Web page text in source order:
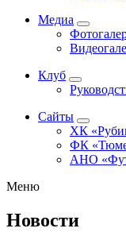
Медиа
Клуб
Сайты
ХК
ФК
АНО
Меню
Новости